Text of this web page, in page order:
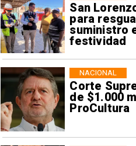
San
para
suministro
festividad
Corte
de $1.000
ProCultura
NACIONAL